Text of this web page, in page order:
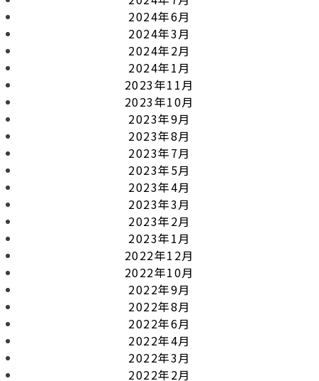
2024年6月
2024年3月
2024年2月
2024年1月
2023年11月
2023年10月
2023年9月
2023年8月
2023年7月
2023年5月
2023年4月
2023年3月
2023年2月
2023年1月
2022年12月
2022年10月
2022年9月
2022年8月
2022年6月
2022年4月
2022年3月
2022年2月